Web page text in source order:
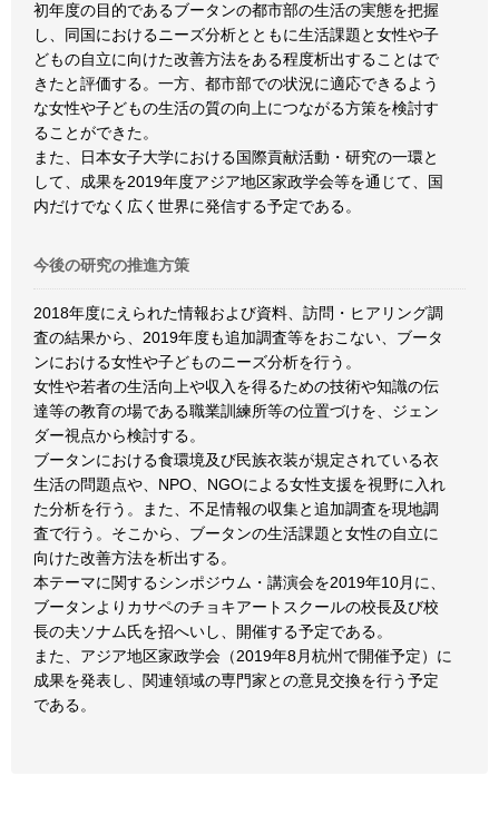
初年度の目的であるブータンの都市部の生活の実態を把握
し、同国におけるニーズ分析とともに生活課題と女性や子
どもの自立に向けた改善方法をある程度析出することはで
きたと評価する。一方、都市部での状況に適応できるよう
な女性や子どもの生活の質の向上につながる方策を検討す
ることができた。
また、日本女子大学における国際貢献活動・研究の一環と
して、成果を2019年度アジア地区家政学会等を通じて、国
内だけでなく広く世界に発信する予定である。
今後の研究の推進方策
2018年度にえられた情報および資料、訪問・ヒアリング調
査の結果から、2019年度も追加調査等をおこない、ブータ
ンにおける女性や子どものニーズ分析を行う。
女性や若者の生活向上や収入を得るための技術や知識の伝
達等の教育の場である職業訓練所等の位置づけを、ジェン
ダー視点から検討する。
ブータンにおける食環境及び民族衣装が規定されている衣
生活の問題点や、NPO、NGOによる女性支援を視野に入れ
た分析を行う。また、不足情報の収集と追加調査を現地調
査で行う。そこから、ブータンの生活課題と女性の自立に
向けた改善方法を析出する。
本テーマに関するシンポジウム・講演会を2019年10月に、
ブータンよりカサペのチョキアートスクールの校長及び校
長の夫ソナム氏を招へいし、開催する予定である。
また、アジア地区家政学会（2019年8月杭州で開催予定）に
成果を発表し、関連領域の専門家との意見交換を行う予定
である。